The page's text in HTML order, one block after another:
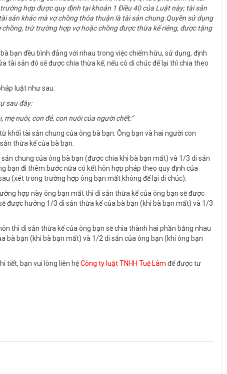
hợp được quy định tại khoản 1 Điều 40 của Luật này; tài sản
sản khác mà vợ chồng thỏa thuận là tài sản chung.Quyền sử dụng
trừ trường hợp vợ hoặc chồng được thừa kế riêng, được tặng
bạn đều bình đẳng với nhau trong việc chiếm hữu, sử dụng, định
sản đó sẽ được chia thừa kế, nếu có di chúc để lại thì chia theo
luật như sau:
sau đây:
mẹ nuôi, con đẻ, con nuôi của người chết;“
khối tài sản chung của ông bà bạn. Ông bạn và hai người con
thừa kế của bà bạn.
chung của ông bà bạn (được chia khi bà bạn mất) và 1/3 di sản
bạn đi thêm bước nữa có kết hôn hợp pháp theo quy định của
(xét trong trường hợp ông bạn mất không để lại di chúc):
hợp này ông bạn mất thì di sản thừa kế của ông bạn sẽ được
được hưởng 1/3 di sản thừa kế của bà bạn (khi bà bạn mất) và 1/3
thì di sản thừa kế của ông bạn sẽ chia thành hai phần bằng nhau
bà bạn (khi bà bạn mất) và 1/2 di sản của ông bạn (khi ông bạn
tiết, bạn vui lòng liên hệCông ty luật TNHH Tuệ Lâm để được tư